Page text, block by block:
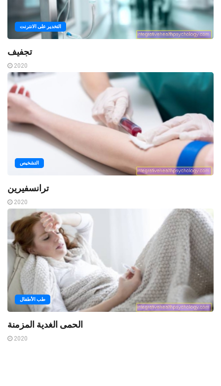
التخدير على الانترنت
تجفيف
2020
التشخيص
ترانسفيرين
2020
طب الأطفال
الحمى الغدية المزمنة
2020